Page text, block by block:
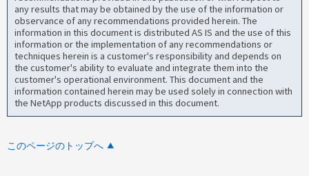
any results that may be obtained by the use of the information or
observance of any recommendations provided herein. The
information in this document is distributed AS IS and the use of this
information or the implementation of any recommendations or
techniques herein is a customer's responsibility and depends on
the customer's ability to evaluate and integrate them into the
customer's operational environment. This document and the
information contained herein may be used solely in connection with
the NetApp products discussed in this document.
このページのトップへ